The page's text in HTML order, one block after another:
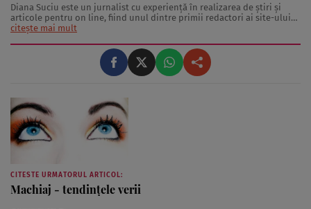
Diana Suciu este un jurnalist cu experienţă în realizarea de ştiri şi
articole pentru on line, fiind unul dintre primii redactori ai site-ului
“Ce se întâmplă, doctore?”. De-a lungul timpului, Diana Suciu a scris
citește mai mult
CITESTE URMATORUL ARTICOL:
Machiaj - tendinţele verii